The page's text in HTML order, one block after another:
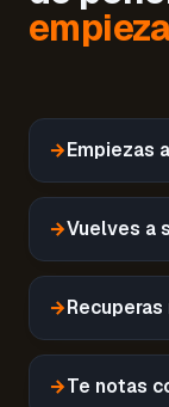
→Empiezas
→Vuelves a
→
→Te notas